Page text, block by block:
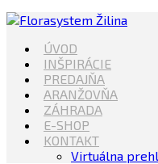
Florasystem Žilina
Kvety, Sviečky, dekorácie,
ÚVOD
INŠPIRÁCIE
PREDAJŇA
ARANŽOVŇA
ZÁHRADA
E-SHOP
KONTAKT
Virtuálna